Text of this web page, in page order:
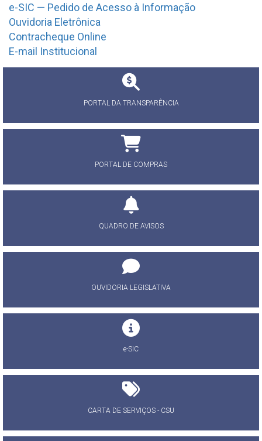
e-SIC — Pedido de Acesso à Informação
Ouvidoria Eletrônica
Contracheque Online
E-mail Institucional
PORTAL DA TRANSPARÊNCIA
PORTAL DE COMPRAS
QUADRO DE AVISOS
OUVIDORIA LEGISLATIVA
e-SIC
CARTA DE SERVIÇOS - CSU